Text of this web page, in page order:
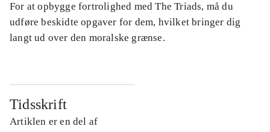
For at opbygge fortrolighed med The Triads, må du
udføre beskidte opgaver for dem, hvilket bringer dig
langt ud over den moralske grænse.
Tidsskrift
Artiklen er en del af